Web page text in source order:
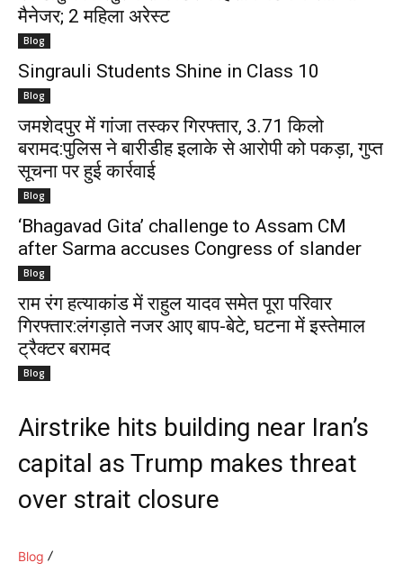
मैनेजर; 2 महिला अरेस्ट
Blog
Singrauli Students Shine in Class 10
Blog
जमशेदपुर में गांजा तस्कर गिरफ्तार, 3.71 किलो
बरामद:पुलिस ने बारीडीह इलाके से आरोपी को पकड़ा, गुप्त
सूचना पर हुई कार्रवाई
Blog
‘Bhagavad Gita’ challenge to Assam CM
after Sarma accuses Congress of slander
Blog
राम रंग हत्याकांड में राहुल यादव समेत पूरा परिवार
गिरफ्तार:लंगड़ाते नजर आए बाप-बेटे, घटना में इस्तेमाल
ट्रैक्टर बरामद
Blog
Airstrike hits building near Iran’s
capital as Trump makes threat
over strait closure
Blog